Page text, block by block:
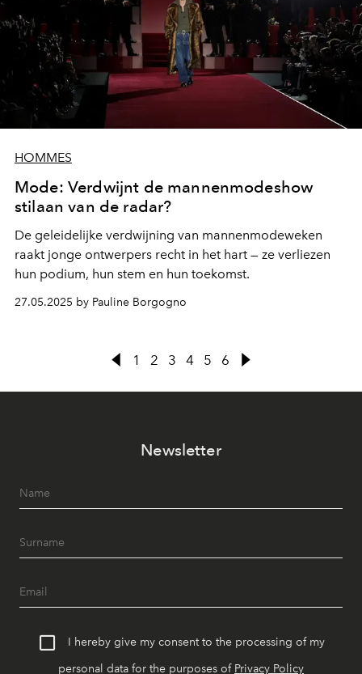
HOMMES
Mode: Verdwijnt de mannenmodeshow
stilaan van de radar?
De geleidelijke verdwijning van mannenmodeweken
raakt jonge ontwerpers recht in het hart — ze verliezen
hun podium, hun stem en hun toekomst.
27.05.2025 by Pauline Borgogno
1 2 3 4 5 6
Newsletter
I hereby give my consent to the processing of my
personal data for the purposes of Privacy Policy